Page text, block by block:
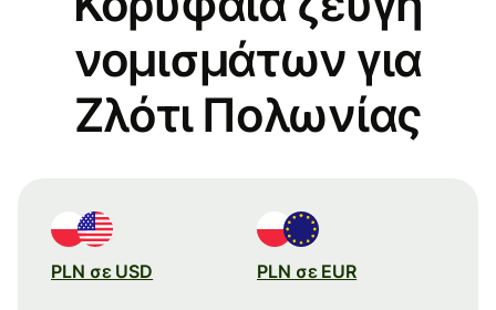
νομισμάτων για
Ζλότι Πολωνίας
PLN σε USD PLN σε EUR